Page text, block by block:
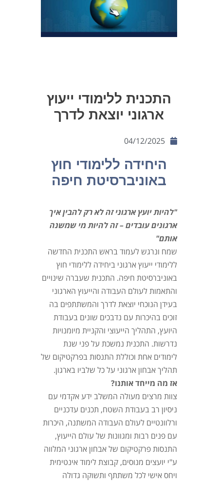
התכנית ללימודי ייעוץ
ארגוני יוצאת לדרך
04/12/2025
היחידה ללימודי חוץ
באוניברסיטת חיפה
"להיות יועץ ארגוני זה לא רק להבין איך
ארגונים עובדים – זה להיות מי שמשנה
אותם"
שמח ונרגש לעמוד בראש התכנית החדשה
ללימודי ייעוץ ארגוני ביחידה ללימודי חוץ
באוניברסיטת חיפה. התכנית שעברה שינויים
והתאמות לעולם העבודה והייעוץ הארגוני
בעידן הנוכחי יוצאת לדרך והמשתתפים בה
זוכים בהיכרות עם נדבכים שונים בעבודת
היועץ, התהליך הייעוצי והקניית מיומנויות
נדרשות. התכנית נמשכת על פני שנת
לימודים אחת וכוללת התנסות בפרקטיקום של
תהליך אבחון ארגוני על כל שלביו בארגון.
אז מה מייחד אותנו?
צוות מרצים מעולה המשלב ידע אקדמי עם
ניסיון רב בעבודת השטח, תכנים עדכניים
ורלוונטיים לעולם העבודה המשתנה, היכרות
עם פנים רבות ומגוונות של עולם הייעוץ,
התנסות פרקטיקום של אבחון ארגוני המלווה
ע"י יועצים מנוסים, קבוצת לימוד אינטימית
ויחס אישי לכל משתתף ותשוקה גדולה